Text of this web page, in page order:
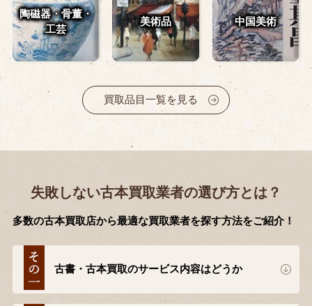
陶磁器・骨董・
工芸
美術品 中国美術
買取品目一覧を見る
失敗しない古本買取業者の選び方とは？
多数の古本買取店から最適な買取業者を探す方法をご紹介！
古書・古本買取のサービス内容はどうか